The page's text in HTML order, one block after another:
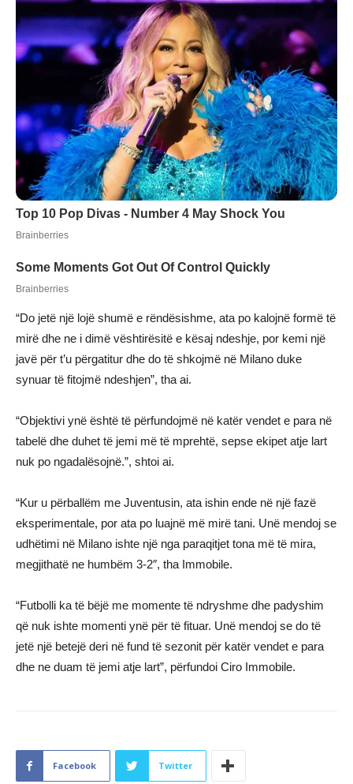
“Do jetë një lojë shumë e rëndësishme, ata po kalojnë formë të
mirë dhe ne i dimë vështirësitë e kësaj ndeshje, por kemi një
javë për t’u përgatitur dhe do të shkojmë në Milano duke
synuar të fitojmë ndeshjen”, tha ai.
“Objektivi ynë është të përfundojmë në katër vendet e para në
tabelë dhe duhet të jemi më të mprehtë, sepse ekipet atje lart
nuk po ngadalësojnë.”, shtoi ai.
“Kur u përballëm me Juventusin, ata ishin ende në një fazë
eksperimentale, por ata po luajnë më mirë tani. Unë mendoj se
udhëtimi në Milano ishte një nga paraqitjet tona më të mira,
megjithatë ne humbëm 3-2″, tha Immobile.
“Futbolli ka të bëjë me momente të ndryshme dhe padyshim
që nuk ishte momenti ynë për të fituar. Unë mendoj se do të
jetë një betejë deri në fund të sezonit për katër vendet e para
dhe ne duam të jemi atje lart”, përfundoi Ciro Immobile.
Facebook Twitter